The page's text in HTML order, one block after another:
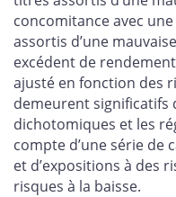
concomitance avec
assortis d’une
excédent de
ajusté en fonction des
demeurent significatifs
dichotomiques et les
compte d’une série de
et d’expositions à des
risques à la baisse.